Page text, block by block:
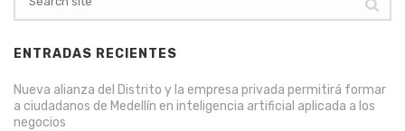
ENTRADAS RECIENTES
Nueva alianza del Distrito y la empresa privada permitirá formar
a ciudadanos de Medellín en inteligencia artificial aplicada a los
negocios